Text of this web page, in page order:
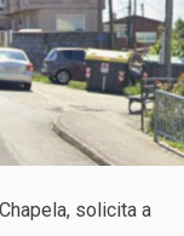
solicita a